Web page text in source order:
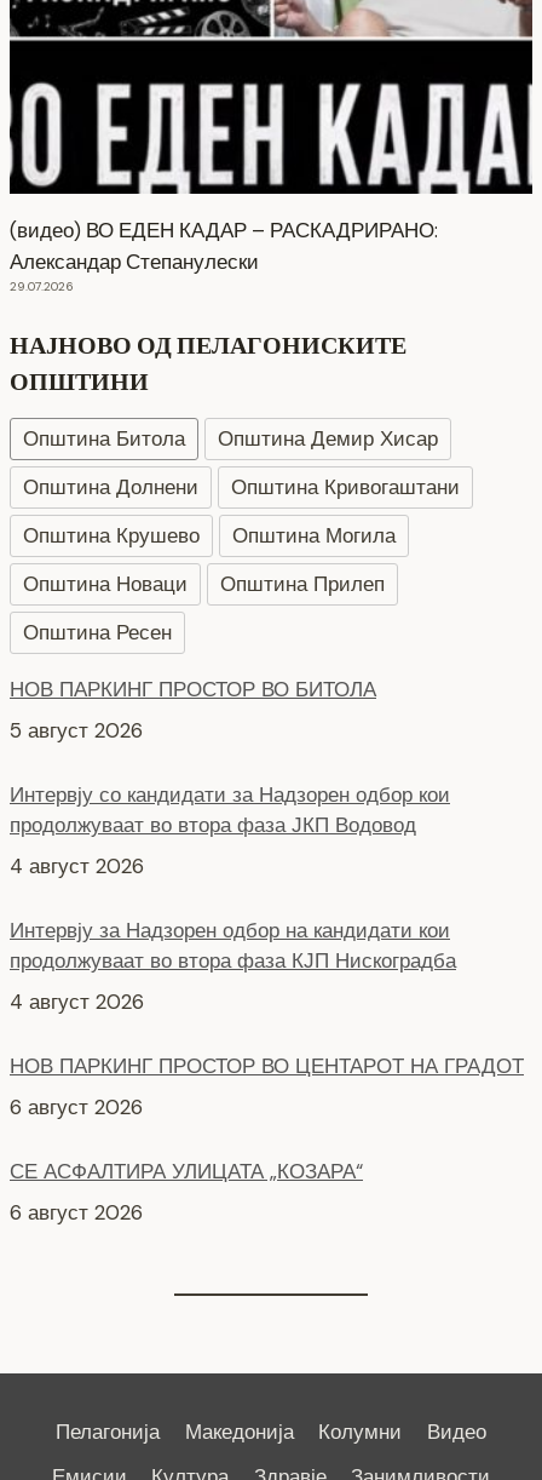
(видео) ВО ЕДЕН КАДАР – РАСКАДРИРАНО:
Александар Степанулески
29.07.2026
НАЈНОВО ОД ПЕЛАГОНИСКИТЕ
ОПШТИНИ
Општина Битола
Општина Демир Хисар
Општина Долнени
Општина Кривогаштани
Општина Крушево
Општина Могила
Општина Новаци
Општина Прилеп
Општина Ресен
Интервју со кандидати за Надзорен одбор кои
продолжуваат во втора фаза ЈКП Водовод
Интервју за Надзорен одбор на кандидати кои
продолжуваат во втора фаза КЈП Нискоградба
НОВ ПАРКИНГ ПРОСТОР ВО ЦЕНТАРОТ НА ГРАДОТ
6 август 2026
СЕ АСФАЛТИРА УЛИЦАТА „КОЗАРА“
6 август 2026
НОВ ПАРКИНГ ПРОСТОР ВО БИТОЛА
5 август 2026
Пелагонија Македонија Колумни
Видео